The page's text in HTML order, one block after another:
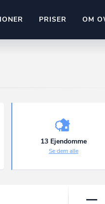
PRISER OM
13 Ejendomme
Se dem alle